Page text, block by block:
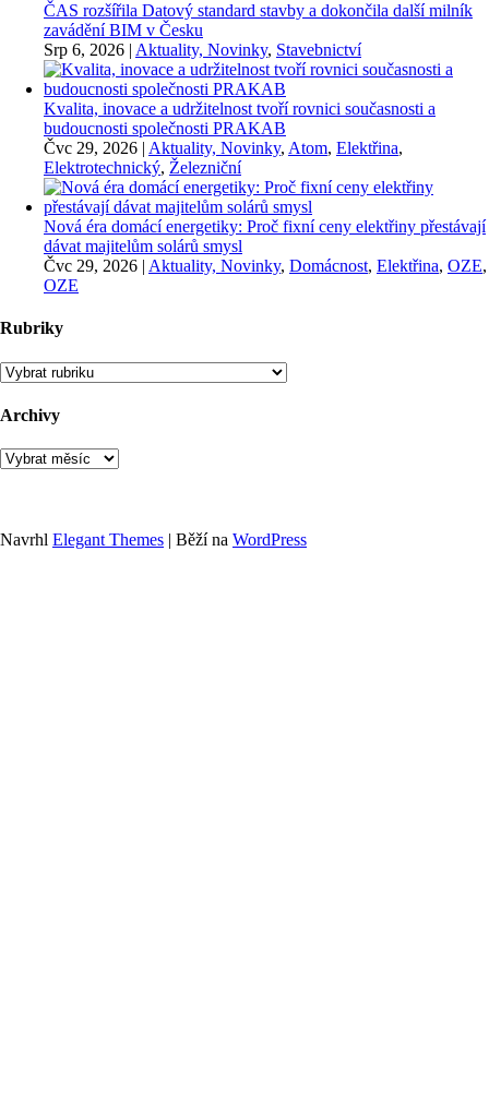
ČAS rozšířila Datový standard stavby a dokončila další milník
zavádění BIM v Česku
Srp 6, 2026 | Aktuality, Novinky, Stavebnictví
Kvalita, inovace a udržitelnost tvoří rovnici současnosti a
budoucnosti společnosti PRAKAB
Čvc 29, 2026 | Aktuality, Novinky, Atom, Elektřina,
Elektrotechnický, Železniční
Nová éra domácí energetiky: Proč fixní ceny elektřiny přestávají
dávat majitelům solárů smysl
Čvc 29, 2026 | Aktuality, Novinky, Domácnost, Elektřina, OZE,
OZE
Rubriky
Rubriky
Archivy
Archivy
Navrhl Elegant Themes | Běží na WordPress